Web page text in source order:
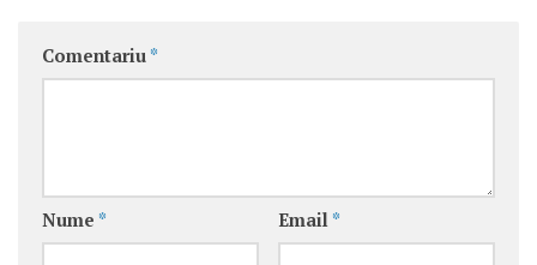
Comentariu *
Nume * Email *